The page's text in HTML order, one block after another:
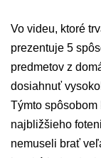
Vo videu, ktoré
prezentuje 5
predmetov z
dosiahnuť
Týmto
najbližšieho
nemuseli brať